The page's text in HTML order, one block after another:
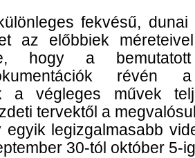
fekvésű, dunai
az előbbiek
hogy a
révén
a végleges művek
tervektől a
legizgalmasabb
30-tól október 5-